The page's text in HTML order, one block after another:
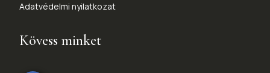
Adatvédelmi nyilatkozat
Kövess minket